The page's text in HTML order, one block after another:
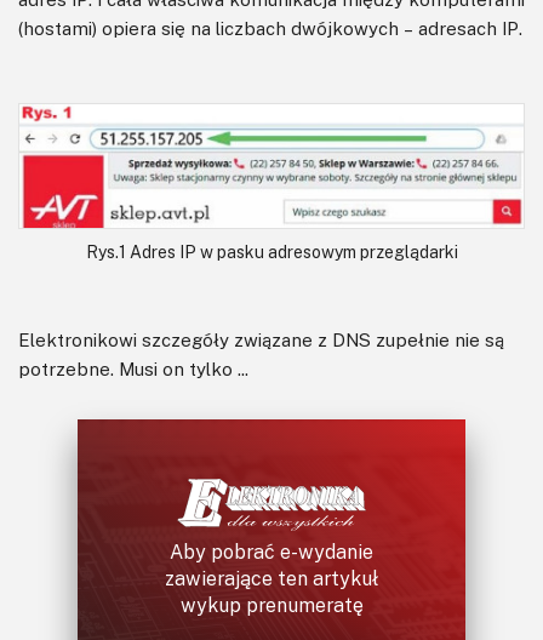
(hostami) opiera się na liczbach dwójkowych – adresach IP.
Rys.1 Adres IP w pasku adresowym przeglądarki
Elektronikowi szczegóły związane z DNS zupełnie nie są
potrzebne. Musi on tylko ...
Aby pobrać e-wydanie
zawierające ten artykuł
wykup prenumeratę